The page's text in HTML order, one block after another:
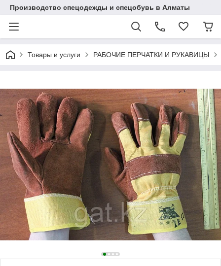
Производство спецодежды и спецобувь в Алматы
Товары и услуги РАБОЧИЕ ПЕРЧАТКИ И РУКАВИЦЫ